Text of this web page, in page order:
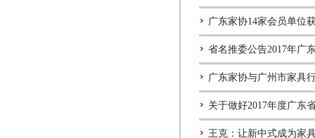
广东家协14家会员单位
省名推委公告2017年广
广东家协与广州市家具
关于做好2017年度广东
王克：让新中式成为家